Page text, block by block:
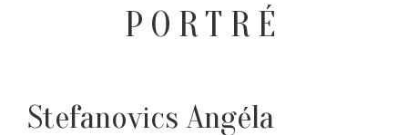
PORTRÉ
Stefanovics Angéla